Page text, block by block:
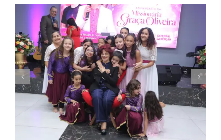
Missionária Graça Oliveira celebra 75 anos
em culto de ação de graças na Catedral
da Bênção